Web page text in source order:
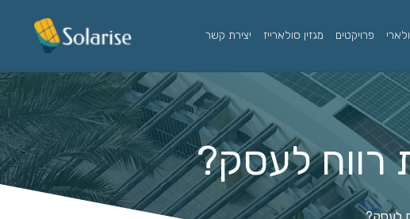
פרויקטים מגזין סולארייז יצירת קשר
רווח לעסק?